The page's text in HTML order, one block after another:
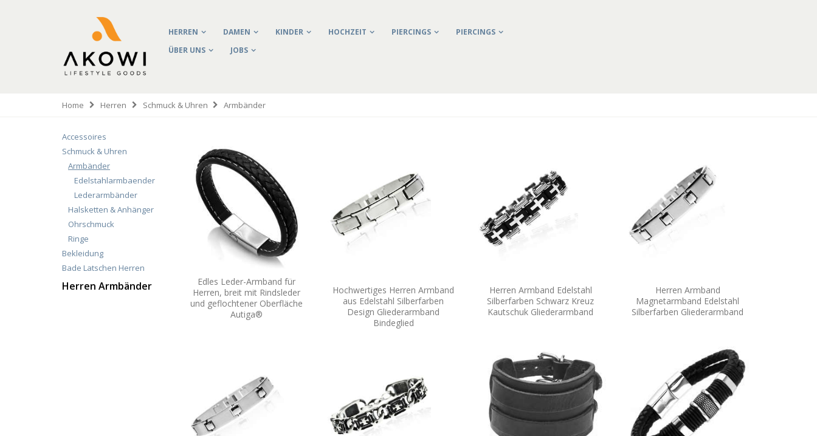
HERREN DAMEN KINDER HOCHZEIT PIERCINGS
PIERCINGS
ÜBER UNS
JOBS
Home Herren Schmuck & Uhren Armbänder
Edles Leder-Armband für
Herren, breit mit Rindsleder
und geflochtener Oberfläche
Autiga®
Hochwertiges Herren Armband
aus Edelstahl Silberfarben
Design Gliederarmband
Bindeglied
Herren Armband Edelstahl
Silberfarben Schwarz Kreuz
Kautschuk Gliederarmband
Herren Armband
Magnetarmband Edelstahl
Silberfarben Gliederarmband
Accessoires
Schmuck & Uhren
Armbänder
Edelstahlarmbaender
Lederarmbänder
Halsketten & Anhänger
Ohrschmuck
Ringe
Bekleidung
Bade Latschen Herren
Herren Armbänder